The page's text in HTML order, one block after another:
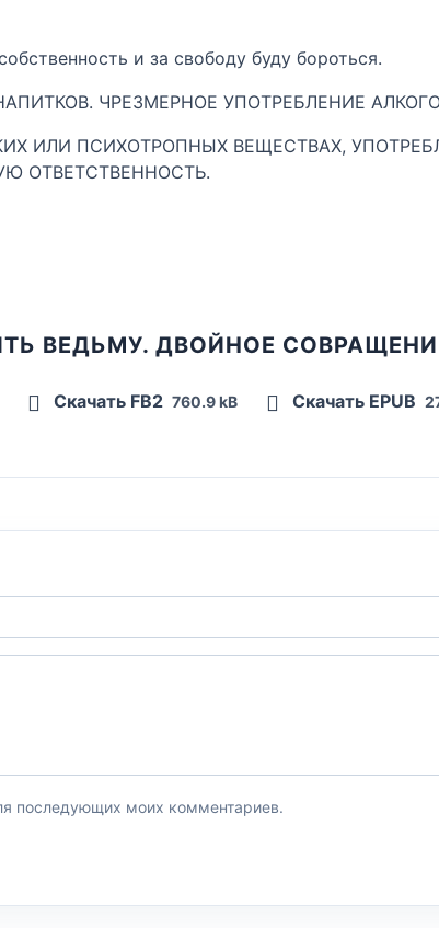
и за свободу буду бороться.
ЧРЕЗМЕРНОЕ УПОТРЕБЛЕНИЕ
ИЛИ ПСИХОТРОПНЫХ ВЕЩЕСТВАХ,
ОТВЕТСТВЕННОСТЬ.
ВЕДЬМУ. ДВОЙНОЕ
Скачать FB2 760.9 kB Скачать EPUB
последующих моих комментариев.